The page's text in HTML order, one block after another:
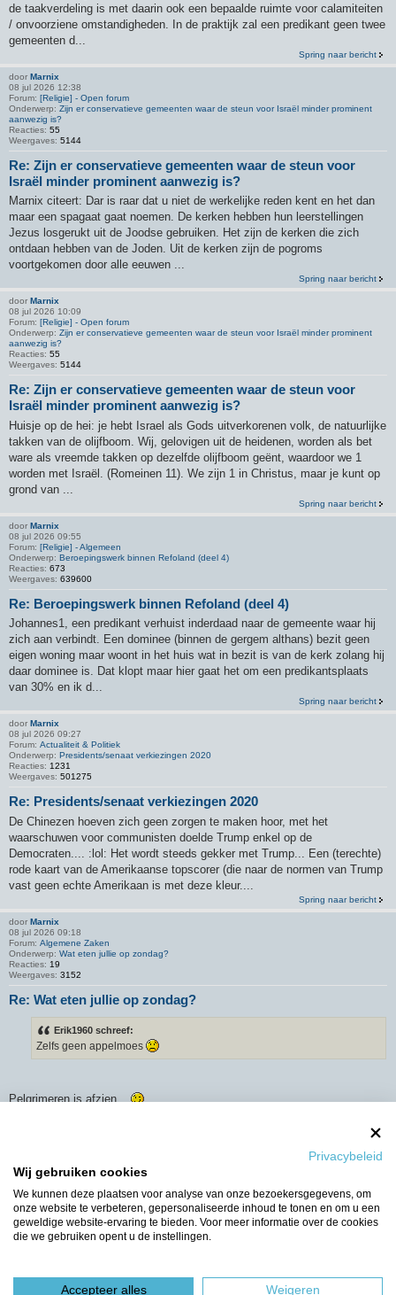
de taakverdeling is met daarin ook een bepaalde ruimte voor calamiteiten
/ onvoorziene omstandigheden. In de praktijk zal een predikant geen twee
gemeenten d...
Spring naar bericht
door Marnix
08 jul 2026 12:38
Forum: [Religie] - Open forum
Onderwerp: Zijn er conservatieve gemeenten waar de steun voor Israël minder prominent
aanwezig is?
Reacties: 55
Weergaves: 5144
Re: Zijn er conservatieve gemeenten waar de steun voor
Israël minder prominent aanwezig is?
Marnix citeert: Dar is raar dat u niet de werkelijke reden kent en het dan
maar een spagaat gaat noemen. De kerken hebben hun leerstellingen
Jezus losgerukt uit de Joodse gebruiken. Het zijn de kerken die zich
ontdaan hebben van de Joden. Uit de kerken zijn de pogroms
voortgekomen door alle eeuwen ...
Spring naar bericht
door Marnix
08 jul 2026 10:09
Forum: [Religie] - Open forum
Onderwerp: Zijn er conservatieve gemeenten waar de steun voor Israël minder prominent
aanwezig is?
Reacties: 55
Weergaves: 5144
Re: Zijn er conservatieve gemeenten waar de steun voor
Israël minder prominent aanwezig is?
Huisje op de hei: je hebt Israel als Gods uitverkorenen volk, de natuurlijke
takken van de olijfboom. Wij, gelovigen uit de heidenen, worden als bet
ware als vreemde takken op dezelfde olijfboom geënt, waardoor we 1
worden met Israël. (Romeinen 11). We zijn 1 in Christus, maar je kunt op
grond van ...
Spring naar bericht
door Marnix
08 jul 2026 09:55
Forum: [Religie] - Algemeen
Onderwerp: Beroepingswerk binnen Refoland (deel 4)
Reacties: 673
Weergaves: 639600
Re: Beroepingswerk binnen Refoland (deel 4)
Johannes1, een predikant verhuist inderdaad naar de gemeente waar hij
zich aan verbindt. Een dominee (binnen de gergem althans) bezit geen
eigen woning maar woont in het huis wat in bezit is van de kerk zolang hij
daar dominee is. Dat klopt maar hier gaat het om een predikantsplaats
van 30% en ik d...
Spring naar bericht
door Marnix
08 jul 2026 09:27
Forum: Actualiteit & Politiek
Onderwerp: Presidents/senaat verkiezingen 2020
Reacties: 1231
Weergaves: 501275
Re: Presidents/senaat verkiezingen 2020
De Chinezen hoeven zich geen zorgen te maken hoor, met het
waarschuwen voor communisten doelde Trump enkel op de
Democraten.... :lol: Het wordt steeds gekker met Trump... Een (terechte)
rode kaart van de Amerikaanse topscorer (die naar de normen van Trump
vast geen echte Amerikaan is met deze kleur....
Spring naar bericht
door Marnix
08 jul 2026 09:18
Forum: Algemene Zaken
Onderwerp: Wat eten jullie op zondag?
Reacties: 19
Weergaves: 3152
Re: Wat eten jullie op zondag?
Erik1960 schreef:
Zelfs geen appelmoes
Pelgrimeren is afzien...
Er zijn 24179 resultaten gevonden
Privacybeleid
Wij gebruiken cookies
We kunnen deze plaatsen voor analyse van onze bezoekersgegevens, om
onze website te verbeteren, gepersonaliseerde inhoud te tonen en om u een
geweldige website-ervaring te bieden. Voor meer informatie over de cookies
die we gebruiken opent u de instellingen.
Accepteer alles Weigeren